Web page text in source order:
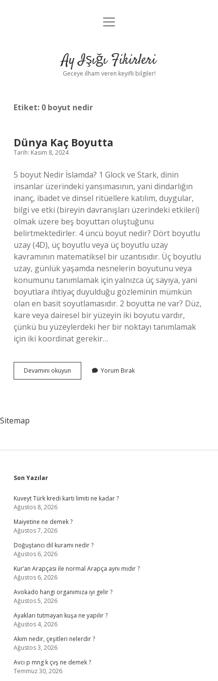
Anasayfa
Yasal Uyarı
menüyü
Ay Işığı Fikirleri
Geceye ilham veren keyifli bilgiler!
Etiket: 0 boyut nedir
Dünya Kaç Boyutta
Tarih: Kasım 8, 2024
5 boyut Nedir İslamda? 1 Glock ve Stark, dinin
insanlar üzerindeki yansımasının, yani dindarlığın
inanç, ibadet ve dinsel ritüellere katılım, duygular,
bilgi ve etki (bireyin davranışları üzerindeki etkileri)
olmak üzere beş boyuttan oluştuğunu
belirtmektedirler. 4 üncü boyut nedir? Dört boyutlu
uzay (4D), üç boyutlu veya üç boyutlu uzay
kavramının matematiksel bir uzantısıdır. Üç boyutlu
uzay, günlük yaşamda nesnelerin boyutunu veya
konumunu tanımlamak için yalnızca üç sayıya, yani
boyutlara ihtiyaç duyulduğu gözleminin mümkün
olan en basit soyutlamasıdır. 2 boyutta ne var? Düz,
kare veya dairesel bir yüzeyin iki boyutu vardır,
çünkü bu yüzeylerdeki her bir noktayı tanımlamak
için iki koordinat gerekir…
Devamını okuyun
Kaç
Yorum Bırak
Sitemap
Sidebar
Son Yazılar
Kuveyt Türk kredi kartı limiti ne kadar ?
Ağustos 8, 2026
Maiyetine ne demek ?
Ağustos 7, 2026
Doğuştancı dil kuramı nedir ?
Ağustos 6, 2026
Kur’an Arapçası ile normal Arapça aynı mıdır ?
Ağustos 6, 2026
Avokado hangi organımıza iyi gelir ?
Ağustos 5, 2026
Ayakları tutmayan kuşa ne yapılır ?
Ağustos 4, 2026
Akım nedir, çeşitleri nelerdir ?
Ağustos 3, 2026
Avcı p mng k çvş ne demek ?
Temmuz 30, 2026